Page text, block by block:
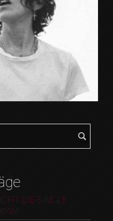
DIE SINGLE